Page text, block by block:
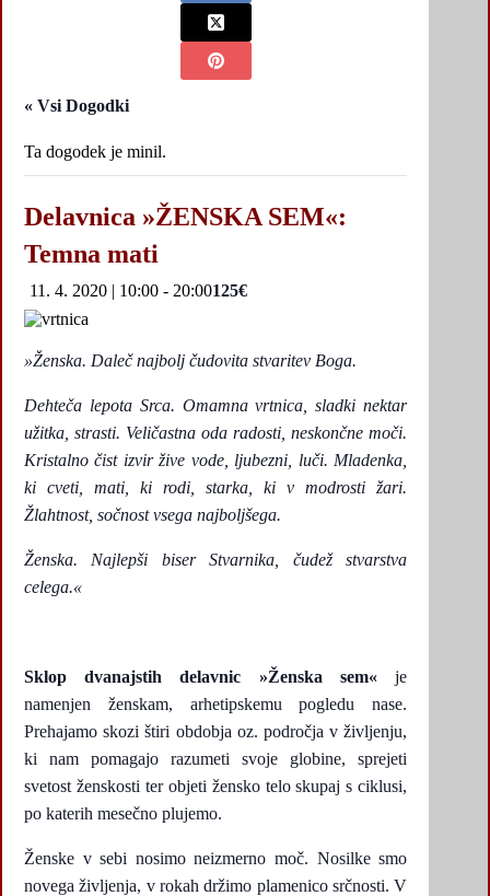
« Vsi Dogodki
Ta dogodek je minil.
Delavnica »ŽENSKA SEM«:
Temna mati
11. 4. 2020 | 10:00 - 20:00125€
»Ženska. Daleč najbolj čudovita stvaritev Boga.
Dehteča lepota Srca. Omamna vrtnica, sladki nektar
užitka, strasti. Veličastna oda radosti, neskončne moči.
Kristalno čist izvir žive vode, ljubezni, luči. Mladenka,
ki cveti, mati, ki rodi, starka, ki v modrosti žari.
Žlahtnost, sočnost vsega najboljšega.
Ženska. Najlepši biser Stvarnika, čudež stvarstva
celega.«
Sklop dvanajstih delavnic »Ženska sem«je
namenjen ženskam, arhetipskemu pogledu nase.
Prehajamo skozi štiri obdobja oz. področja v življenju,
ki nam pomagajo razumeti svoje globine, sprejeti
svetost ženskosti ter objeti žensko telo skupaj s ciklusi,
po katerih mesečno plujemo.
Ženske v sebi nosimo neizmerno moč. Nosilke smo
novega življenja, v rokah držimo plamenico srčnosti. V